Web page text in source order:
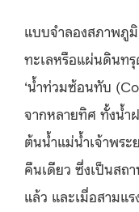
แบบจำลองสภาพภู
ทะเลหรือแผ่นดินท
‘น้ำท่วมซ้อนทับ
จากหลายทิศ ทั้งน้ำ
ต้นน้ำแม่น้ำเจ้าพร
คืนเดียว ซึ่งเป็นสถ
แล้ว และเมื่อสามแ